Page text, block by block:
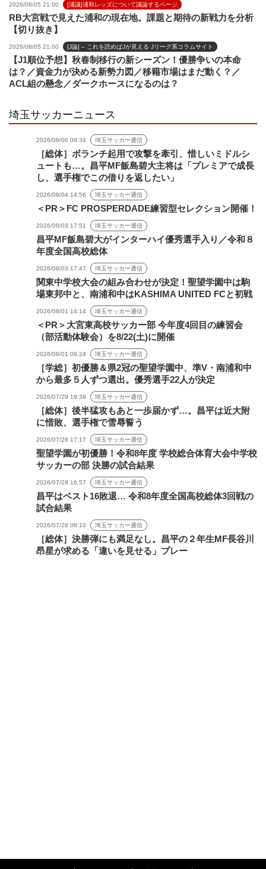
2026/08/05 21:00 [浦議]浦和レッズについて議論するページ
RB大宮戦で見えた浦和の現在地。課題と期待の新戦力を分析
【切り抜き】
2026/08/05 21:00 [J論] – これを読めばJが見える Jリーグ系コラムサイト
【J1順位予想】秋春制移行の新シーズン！優勝争いの本命
は？／資金力が決める新勢力図／移籍市場はまだ動く？／
ACL組の懸念／ダークホースになるのは？
埼玉サッカーニュース
2026/08/06 08:34 埼玉サッカー通信
［総体］ボランチ起用で攻撃を牽引、惜しいミドルシ
ュートも…。昌平MF飯島碧大主将は「プレミアで成長
し、選手権でこの借りを返したい」
2026/08/04 14:56 埼玉サッカー通信
＜PR＞FC PROSPERDADE練習型セレクション開催！
2026/08/03 17:51 埼玉サッカー通信
昌平MF飯島碧大がインターハイ優秀選手入り／令和８
年度全国高校総体
2026/08/03 17:47 埼玉サッカー通信
関東中学校大会の組み合わせが決定！聖望学園中は駒
場東邦中と、南浦和中はKASHIMA UNITED FCと初戦
2026/08/01 14:14 埼玉サッカー通信
＜PR＞大宮東高校サッカー部 今年度4回目の練習会
（部活動体験会）を8/22(土)に開催
2026/08/01 09:24 埼玉サッカー通信
［学総］初優勝＆県2冠の聖望学園中、準V・南浦和中
から最多５人ずつ選出。優秀選手22人が決定
2026/07/29 19:39 埼玉サッカー通信
［総体］後半猛攻もあと一歩届かず…。昌平は近大附
に惜敗、選手権で雪辱誓う
2026/07/28 17:17 埼玉サッカー通信
聖望学園が初優勝！令和8年度 学校総合体育大会中学校
サッカーの部 決勝の試合結果
2026/07/28 16:57 埼玉サッカー通信
昌平はベスト16敗退… 令和8年度全国高校総体3回戦の
試合結果
2026/07/28 08:10 埼玉サッカー通信
［総体］決勝弾にも満足なし。昌平の２年生MF長谷川
昂星が求める「違いを見せる」プレー